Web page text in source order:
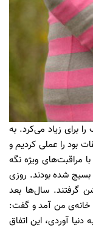
برای زیاد می‌کرد. به
بود را عملی کردیم و
مراقبت‌های ویژه نگه
بسیج شده بودند. روزی
گرفتند. سال‌ها بعد
خانه‌ی من آمد و گفت:
آوردی، این اتفاق